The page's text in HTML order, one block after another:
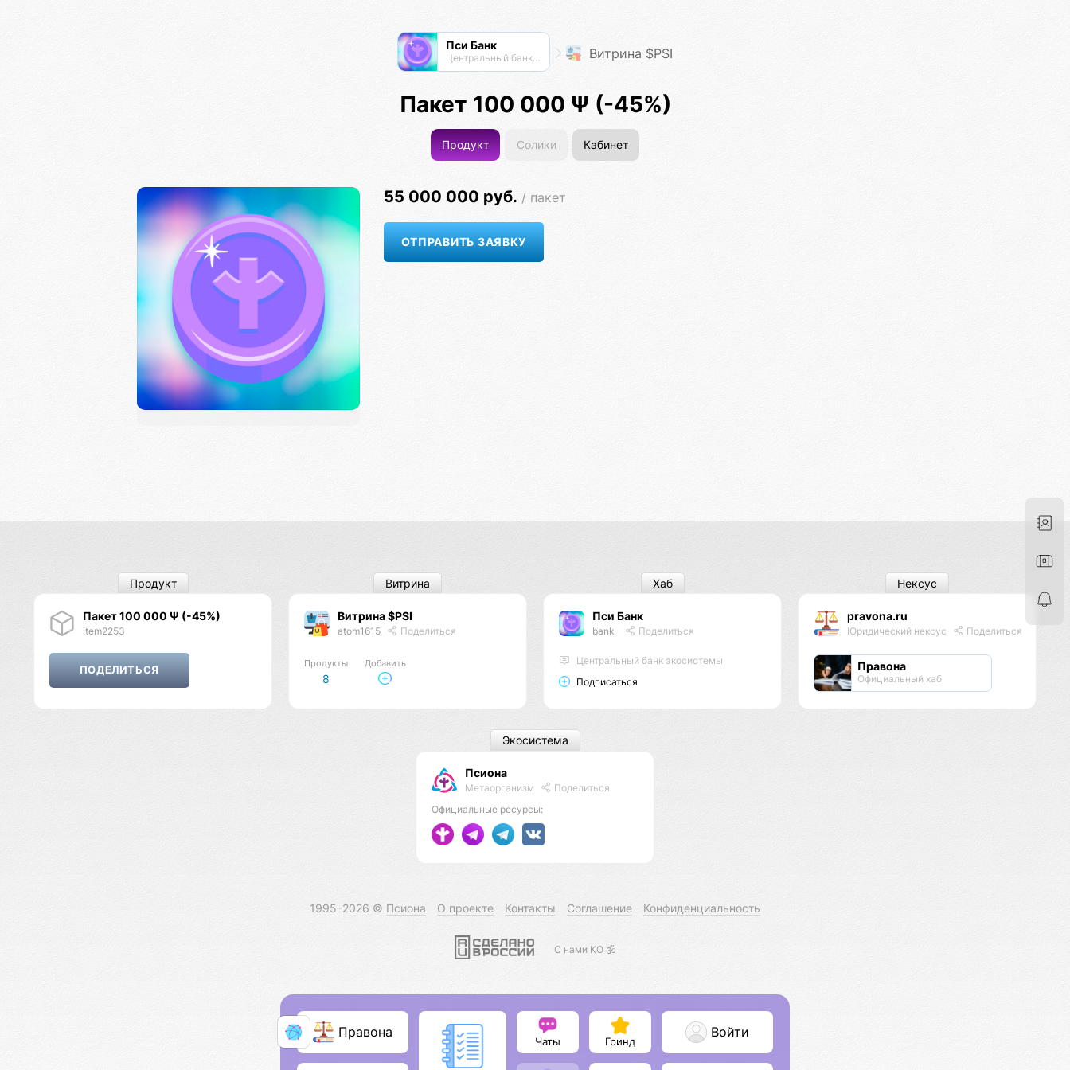
Пси Банк
Центральный банк экосистемы Витрина $PSI
Пакет 100 000 Ψ (-45%)
Продукт Солики Кабинет
55 000 000 руб. / пакет
Пакет 100 000 Ψ (-45%)
item2253
Продукт
Витрина $PSI
atom1615 Поделиться
Продукты
8
Добавить
Витрина
Пси Банк
bank Поделиться
Центральный банк экосистемы
Подписаться
Хаб
pravona.ru
Юридический нексус Поделиться
Правона
Официальный хаб
Нексус
Псиона
Метаорганизм
Поделиться
Официальные ресурсы:
Экосистема
1995–2026 © Псиона О проекте Контакты Соглашение Конфиденциальность
С нами КО 🕉️
Правона
Чаты Гринд
Войти